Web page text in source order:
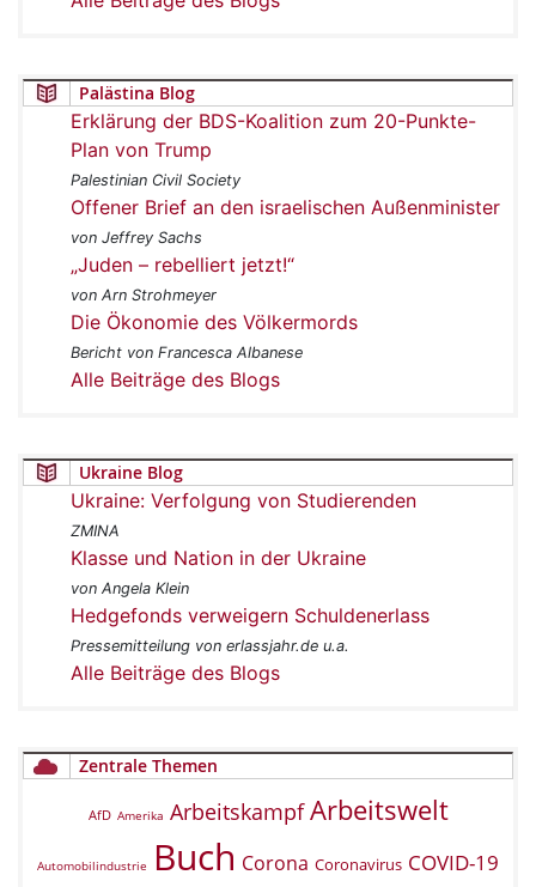
Palästina Blog
Erklärung der BDS-Koalition zum 20-Punkte-
Plan von Trump
Palestinian Civil Society
Offener Brief an den israelischen Außenminister
von Jeffrey Sachs
„Juden – rebelliert jetzt!“
von Arn Strohmeyer
Die Ökonomie des Völkermords
Bericht von Francesca Albanese
Alle Beiträge des Blogs
Ukraine Blog
Ukraine: Verfolgung von Studierenden
ZMINA
Klasse und Nation in der Ukraine
von Angela Klein
Hedgefonds verweigern Schuldenerlass
Pressemitteilung von erlassjahr.de u.a.
Alle Beiträge des Blogs
Zentrale Themen
AfD Amerika Arbeitskampf Arbeitswelt
Automobilindustrie Buch Corona Coronavirus COVID-19